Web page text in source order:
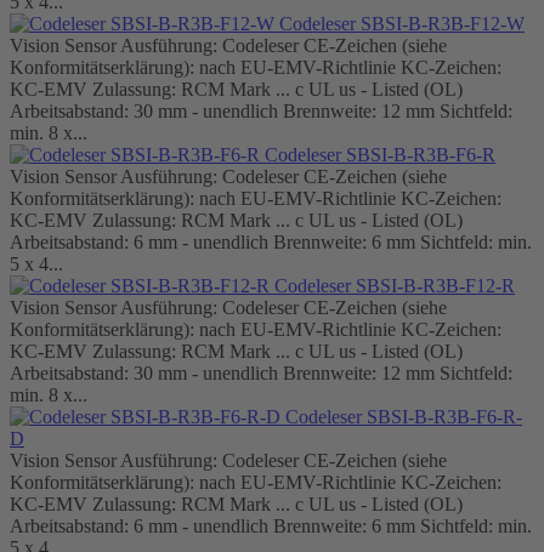
Codeleser SBSI-B-R3B-F12-W
Vision Sensor Ausführung: Codeleser CE-Zeichen (siehe
Konformitätserklärung): nach EU-EMV-Richtlinie KC-Zeichen:
KC-EMV Zulassung: RCM Mark ... c UL us - Listed (OL)
Arbeitsabstand: 30 mm - unendlich Brennweite: 12 mm Sichtfeld:
min. 8 x...
Codeleser SBSI-B-R3B-F6-R
Vision Sensor Ausführung: Codeleser CE-Zeichen (siehe
Konformitätserklärung): nach EU-EMV-Richtlinie KC-Zeichen:
KC-EMV Zulassung: RCM Mark ... c UL us - Listed (OL)
Arbeitsabstand: 6 mm - unendlich Brennweite: 6 mm Sichtfeld: min.
5 x 4...
Codeleser SBSI-B-R3B-F12-R
Vision Sensor Ausführung: Codeleser CE-Zeichen (siehe
Konformitätserklärung): nach EU-EMV-Richtlinie KC-Zeichen:
KC-EMV Zulassung: RCM Mark ... c UL us - Listed (OL)
Arbeitsabstand: 30 mm - unendlich Brennweite: 12 mm Sichtfeld:
min. 8 x...
Codeleser SBSI-B-R3B-F6-R-
D
Vision Sensor Ausführung: Codeleser CE-Zeichen (siehe
Konformitätserklärung): nach EU-EMV-Richtlinie KC-Zeichen:
KC-EMV Zulassung: RCM Mark ... c UL us - Listed (OL)
Arbeitsabstand: 6 mm - unendlich Brennweite: 6 mm Sichtfeld: min.
5 x 4...